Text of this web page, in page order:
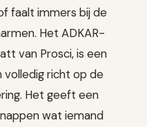
faalt immers bij de
Het ADKAR-
van Prosci, is een
volledig richt op de
Het geeft een
wat iemand